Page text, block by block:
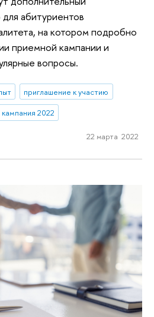
абитуриентов
на котором подробно
приемной кампании и
вопросы.
приглашение к участию
2022
22 марта 2022